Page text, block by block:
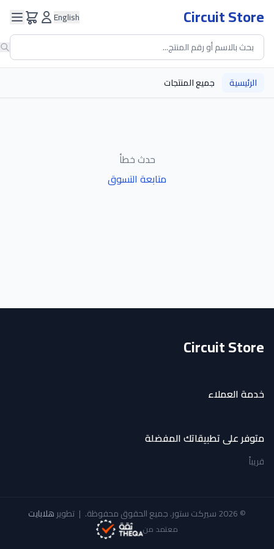
Circuit Store
English
الرئيسية جميع المنتجات
حدث خطأ
متابعة التسوق
Circuit Store
خدمة العملاء
متوفر على تطبيقاتك المفضلة
قريباً
© 2026 سيركت ستور. جميع الحقوق محفوظة. | تطويرهلابايت
معتمد من